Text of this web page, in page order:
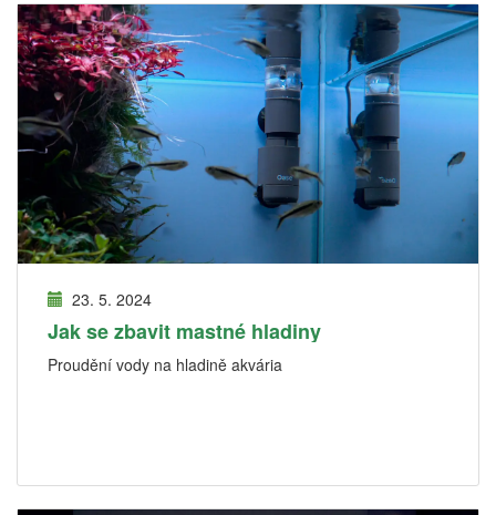
23. 5. 2024
Jak se zbavit mastné hladiny
Proudění vody na hladině akvária